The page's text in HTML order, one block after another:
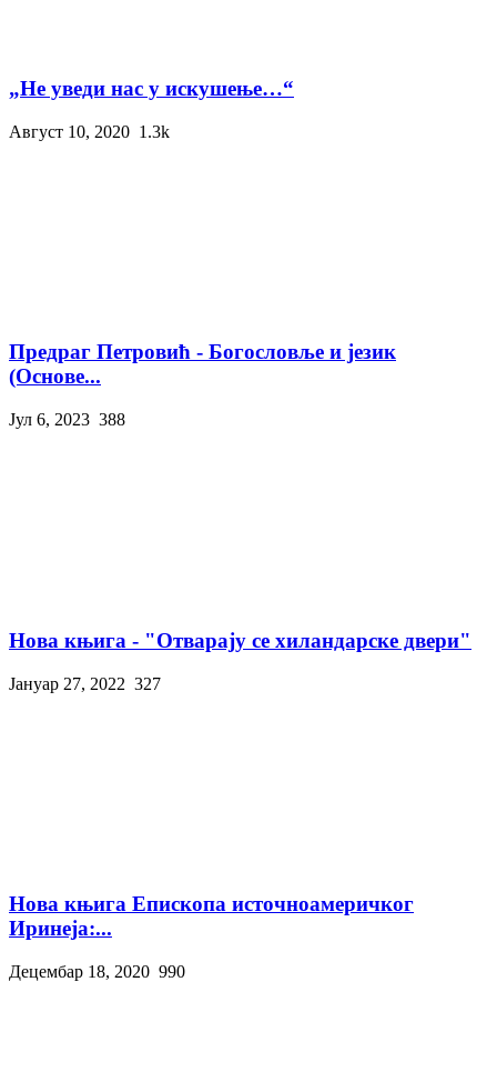
„Не уведи нас у искушење…“
Август 10, 2020 1.3k
Предраг Петровић - Богословље и језик
(Основе...
Јул 6, 2023 388
Нова књига - "Отварају се хиландарске двери"
Јануар 27, 2022 327
Нова књига Епископа источноамеричког
Иринеја:...
Децембар 18, 2020 990